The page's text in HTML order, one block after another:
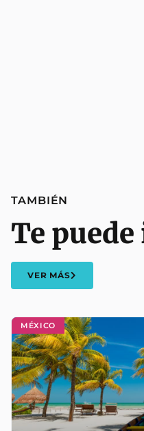
MÉXICO
TAMBIÉN
Te
VER MÁS